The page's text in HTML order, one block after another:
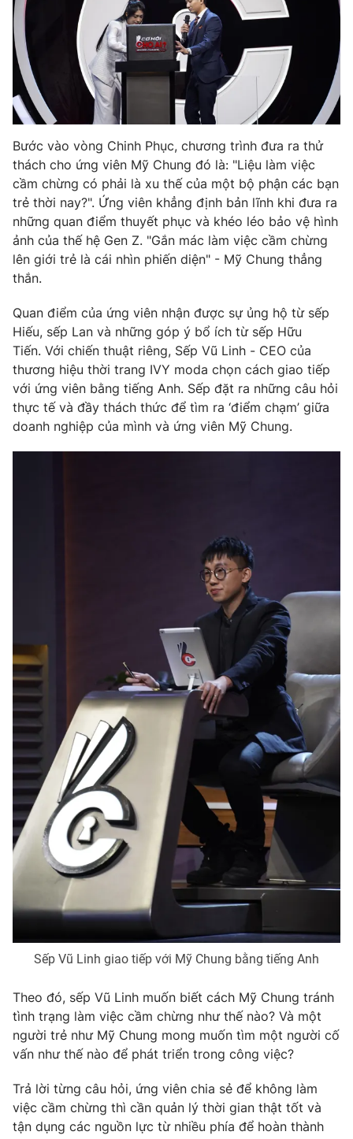
Tư vấn
Chuyên mục khác
Emagazine Podcast
Photo Infographic
Video Shorts video
VTV Money VTV Thể thao
VTV Sức khoẻ Bất động sản
Thị trường 24h
VTV4 Vươn mình bằng AI
VTV9 VTV8
Liên hệ tòa soạn English
Đài Truyền hình Việt Nam
Giấy phép hoạt động báo in và báo điện tử số 483/GP-BTTTT
cấp ngày 29/12/2023
Tổng Biên tập:
Vũ Thanh Thủy
Phó Tổng Biên tập:Nguyễn Thị Mỹ Hạnh, Phạm Quốc Thắng,
Nguyễn Trọng Ninh
Tổng đài VTV:024.38 355 931 - 024.38 355 932
Ðiện thoại Thời báo VTV:
024.66 897 897
Email:
toasoan@vtv.vn
Liên hệ quảng cáo:
024-7300.7108
® Cấm sao chép dưới mọi hình thức nếu không có sự chấp
thuận bằng văn bản. Ghi rõ nguồn VTV.vn khi phát hành lại
thông tin từ website này.
Bước vào vòng Chinh Phục, chương trình đưa ra thử
thách cho ứng viên Mỹ Chung đó là: "Liệu làm việc
cầm chừng có phải là xu thế của một bộ phận các bạn
trẻ thời nay?". Ứng viên khẳng định bản lĩnh khi đưa ra
những quan điểm thuyết phục và khéo léo bảo vệ hình
ảnh của thế hệ Gen Z. "Gắn mác làm việc cầm chừng
lên giới trẻ là cái nhìn phiến diện" - Mỹ Chung thẳng
thắn.
Quan điểm của ứng viên nhận được sự ủng hộ từ sếp
Hiếu, sếp Lan và những góp ý bổ ích từ sếp Hữu
Tiến. Với chiến thuật riêng, Sếp Vũ Linh - CEO của
thương hiệu thời trang IVY moda chọn cách giao tiếp
với ứng viên bằng tiếng Anh. Sếp đặt ra những câu hỏi
thực tế và đầy thách thức để tìm ra ‘điểm chạm’ giữa
doanh nghiệp của mình và ứng viên Mỹ Chung.
Sếp Vũ Linh giao tiếp với Mỹ Chung bằng tiếng Anh
Theo đó, sếp Vũ Linh muốn biết cách Mỹ Chung tránh
tình trạng làm việc cầm chừng như thế nào? Và một
người trẻ như Mỹ Chung mong muốn tìm một người cố
vấn như thế nào để phát triển trong công việc?
Trả lời từng câu hỏi, ứng viên chia sẻ để không làm
việc cầm chừng thì cần quản lý thời gian thật tốt và
tận dụng các nguồn lực từ nhiều phía để hoàn thành